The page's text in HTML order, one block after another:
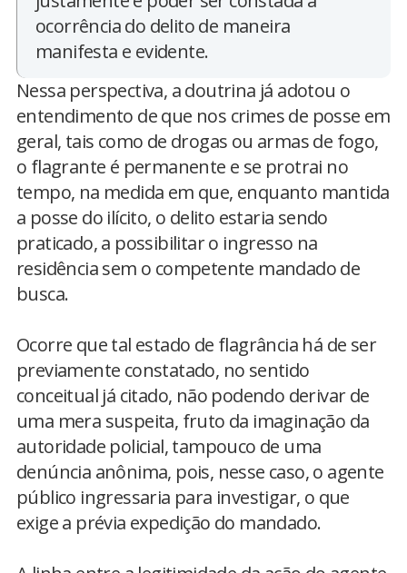
ocorrência do delito de maneira
manifesta e evidente.
Nessa perspectiva, a doutrina já adotou o
entendimento de que nos crimes de posse em
geral, tais como de drogas ou armas de fogo,
o flagrante é permanente e se protrai no
tempo, na medida em que, enquanto mantida
a posse do ilícito, o delito estaria sendo
praticado, a possibilitar o ingresso na
residência sem o competente mandado de
busca.
Ocorre que tal estado de flagrância há de ser
previamente constatado, no sentido
conceitual já citado, não podendo derivar de
uma mera suspeita, fruto da imaginação da
autoridade policial, tampouco de uma
denúncia anônima, pois, nesse caso, o agente
público ingressaria para investigar, o que
exige a prévia expedição do mandado.